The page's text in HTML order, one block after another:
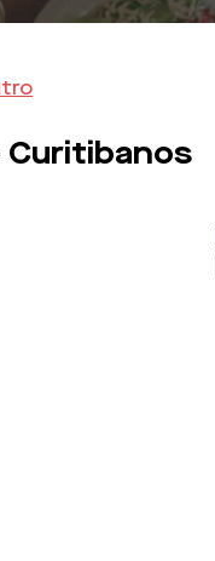
Curitibanos